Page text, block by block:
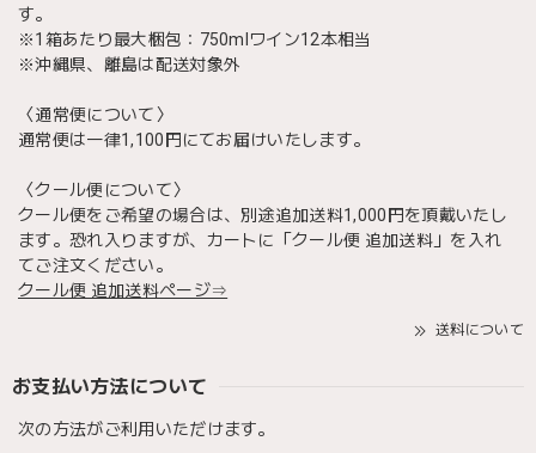
す。
※1箱あたり最大梱包：750mlワイン12本相当
※沖縄県、離島は配送対象外
〈通常便について〉
通常便は一律1,100円にてお届けいたします。
〈クール便について〉
クール便をご希望の場合は、別途追加送料1,000円を頂戴いたし
ます。恐れ入りますが、カートに「クール便 追加送料」を入れ
てご注文ください。
クール便 追加送料ページ⇒
送料について
お支払い方法について
次の方法がご利用いただけます。